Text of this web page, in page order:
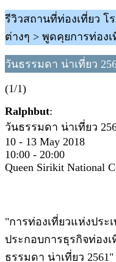
รีวิวสถานที่ท่องเที่ยว โ
ต่างๆ > พูดคุยการท่อง
วันธรรมดา น่าเที่ยว
(1/1)
Ralphbut:
วันธรรมดา น่าเที่ยว
10 - 13 May 2018
10:00 - 20:00
Queen Sirikit National
"การท่องเที่ยวแห่งประ
ประกอบการธุรกิจท่อง
ธรรมดา น่าเที่ยว